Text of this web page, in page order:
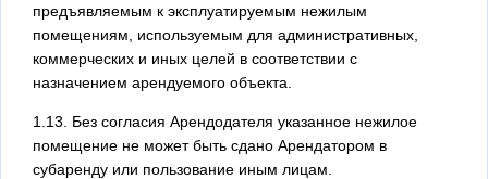
предъявляемым к эксплуатируемым нежилым
помещениям, используемым для административных,
коммерческих и иных целей в соответствии с
назначением арендуемого объекта.
1.13. Без согласия Арендодателя указанное нежилое
помещение не может быть сдано Арендатором в
субаренду или пользование иным лицам.